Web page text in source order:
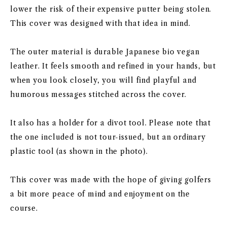
lower the risk of their expensive putter being stolen.
This cover was designed with that idea in mind.
The outer material is durable Japanese bio vegan
leather. It feels smooth and refined in your hands, but
when you look closely, you will find playful and
humorous messages stitched across the cover.
It also has a holder for a divot tool. Please note that
the one included is not tour-issued, but an ordinary
plastic tool (as shown in the photo).
This cover was made with the hope of giving golfers
a bit more peace of mind and enjoyment on the
course.